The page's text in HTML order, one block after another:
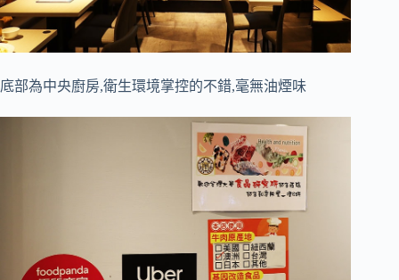
底部為中央廚房,衛生環境掌控的不錯,毫無油煙味